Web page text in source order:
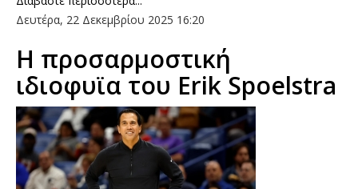
Δευτέρα, 22 Δεκεμβρίου 2025 16:20
Η προσαρμοστική
ιδιοφυϊα του Erik Spoelstra